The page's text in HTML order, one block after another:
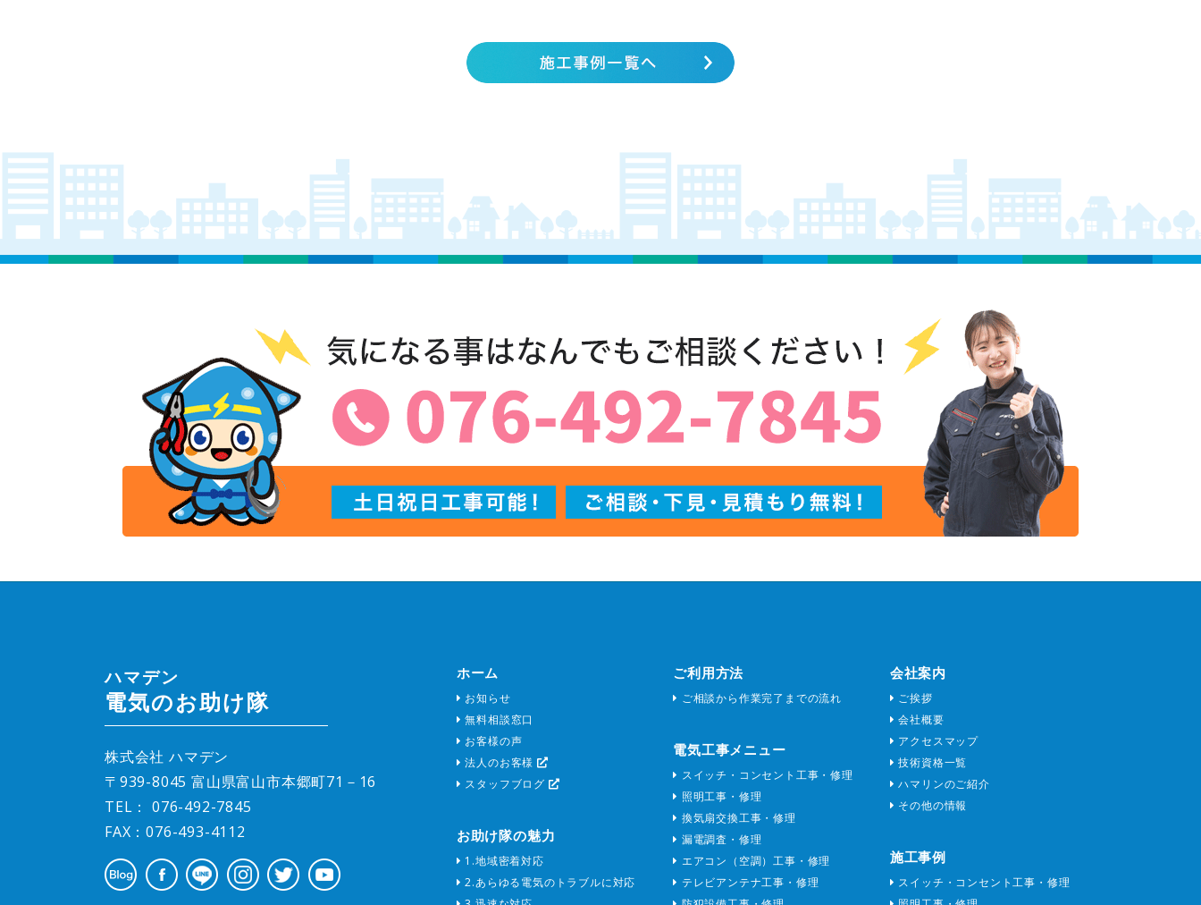
ハマデン
電気のお助け隊
株式会社 ハマデン
〒939-8045 富山県富山市本郷町71－16
TEL： 076-492-7845
FAX：076-493-4112
ホーム
お知らせ
無料相談窓口
お客様の声
法人のお客様
スタッフブログ
お助け隊の魅力
1.地域密着対応
2.あらゆる電気のトラブルに対応
ご利用方法
ご相談から作業完了までの流れ
電気工事メニュー
スイッチ・コンセント工事・修理
照明工事・修理
換気扇交換工事・修理
漏電調査・修理
エアコン（空調）工事・修理
テレビアンテナ工事・修理
会社案内
ご挨拶
会社概要
アクセスマップ
技術資格一覧
ハマリンのご紹介
その他の情報
施工事例
スイッチ・コンセント工事・修理